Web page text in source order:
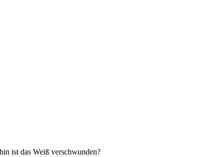
ist das Weiß verschwunden?